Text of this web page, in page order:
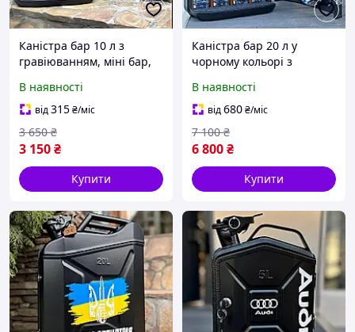
Каністра бар 10 л з
гравіюванням, міні бар,
чоловікові на юбілей,
день народження
В наявності
від315₴/міс
3 150₴
3 650 ₴
Купити
Каністра бар 20 л у
чорному кольорі з
найкращий подарунок
куму, свату, брату
В наявності
від680₴/міс
6 800₴
7 100 ₴
Купити